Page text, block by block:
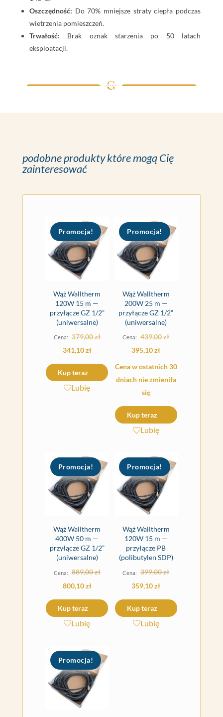
Oszczędność: Do 70% mniejsze straty ciepła podczas
wietrzenia pomieszczeń.
Trwałość: Brak oznak starzenia po 50 latach
eksploatacji.
podobne produkty które mogą Cię
zainteresować
Promocja!
Wąż Walltherm
120W 15 m —
przyłącze GZ 1/2”
(uniwersalne)
379,00złPierwotna
wynosiła:
379,00 zł.
341,10złAktualna
cena
wynosi:
Kup teraz
Lubię
Promocja!
Wąż Walltherm
200W 25 m —
przyłącze GZ 1/2”
(uniwersalne)
439,00złPierwotna
395,10złAktualna
cena
wynosi:
Cena w ostatnich 30
dniach nie zmieniła
się
Kup teraz
Lubię
Promocja!
Wąż Walltherm
400W 50 m —
przyłącze GZ 1/2”
(uniwersalne)
889,00złPierwotna
889,00 zł.
800,10złAktualna
cena
wynosi:
Kup teraz
Lubię
Promocja!
Wąż Walltherm
120W 15 m —
przyłącze PB
(polibutylen SDP)
399,00złPierwotna
399,00 zł.
359,10złAktualna
cena
wynosi:
Kup teraz
Lubię
Promocja!